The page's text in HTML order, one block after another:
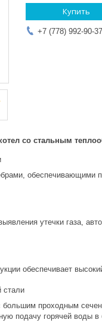
Купить
+7 (778) 992-90-37
со стальным
утечки газа,
обеспечивает
стали
большим проходным
подачу горячей воды